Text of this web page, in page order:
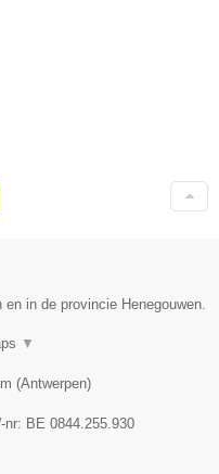
in de provincie Henegouwen.
▼
(Antwerpen)
nr: BE 0844.255.930